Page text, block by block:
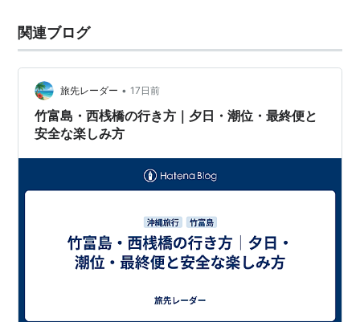
関連ブログ
旅先レーダー • 17日前
竹富島・西桟橋の行き方｜夕日・潮位・最終便と
安全な楽しみ方